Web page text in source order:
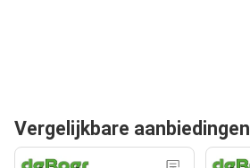
Vergelijkbare aanbiedingen